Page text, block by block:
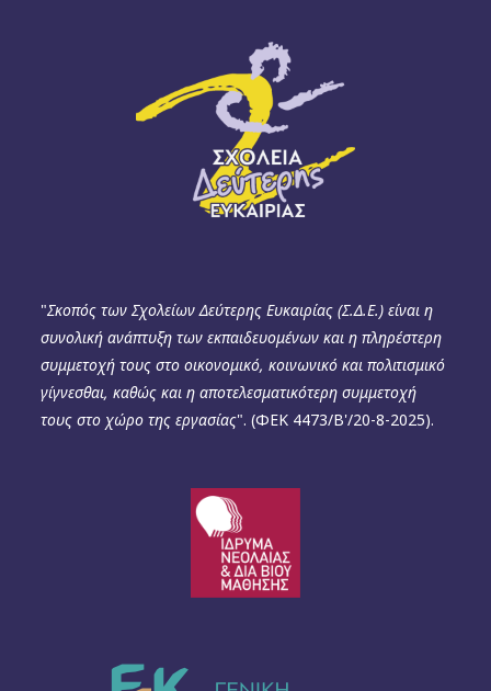
"Σκοπός των Σχολείων Δεύτερης Ευκαιρίας (Σ.Δ.Ε.) είναι η
συνολική ανάπτυξη των εκπαιδευομένων και η πληρέστερη
συμμετοχή τους στο οικονομικό, κοινωνικό και πολιτισμικό
γίγνεσθαι, καθώς και η αποτελεσματικότερη συμμετοχή
τους στο χώρο της εργασίας". (ΦΕΚ 4473/B'/20-8-2025).